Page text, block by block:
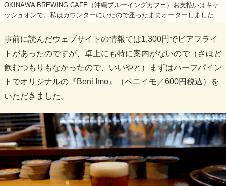
OKINAWA BREWING CAFE（沖縄ブルーイングカフェ）お支払いはキャ
ッシュオンで。私はカウンターにいたので座ったままオーダーしました
事前に読んだウェブサイトの情報では1,300円でビアフライ
トがあったのですが、卓上にも特に案内がないので（さほど
飲むつもりもなかったので、いいやと）まずはハーフパイン
トでオリジナルの『Beni Imo』（ベニイモ／600円税込）を
いただきました。